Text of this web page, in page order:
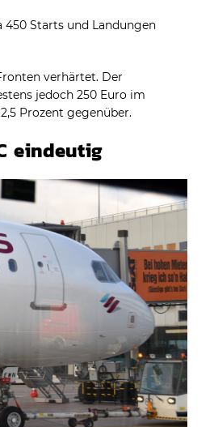
Starts und Landungen
verhärtet. Der
jedoch 250 Euro im
Prozent gegenüber.
eindeutig